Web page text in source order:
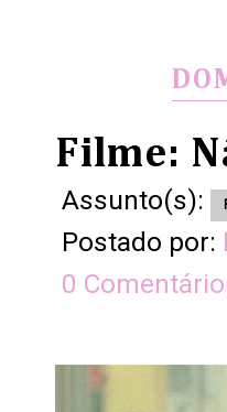
Filme:
Assunto(s):
Postado por:
0